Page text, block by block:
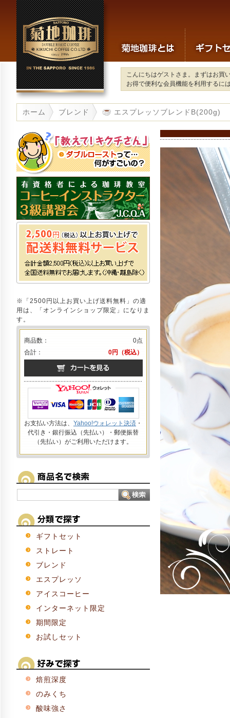
こんにちはゲストさま。まずはお買
お得で便利な会員機能を利用するに
ホーム ブレンド エスプレッソブレンドB(200g)
※「2500円以上お買い上げ送料無料」の適
用は、「オンラインショップ限定」になりま
す。
商品数：
0点
合計：
0円（税込）
お支払い方法は、 Yahoo!ウォレット決済 ・
代引き・銀行振込（先払い）・郵便振替
（先払い）がご利用いただけます。
ギフトセット
ストレート
ブレンド
エスプレッソ
アイスコーヒー
インターネット限定
期間限定
お試しセット
焙煎深度
のみくち
酸味強さ